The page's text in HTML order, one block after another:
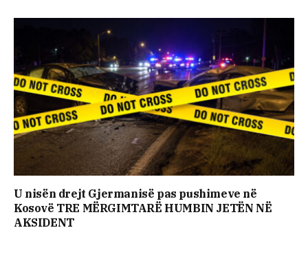
U nisën drejt Gjermanisë pas pushimeve në
Kosovë TRE MËRGIMTARË HUMBIN JETËN NË
AKSIDENT